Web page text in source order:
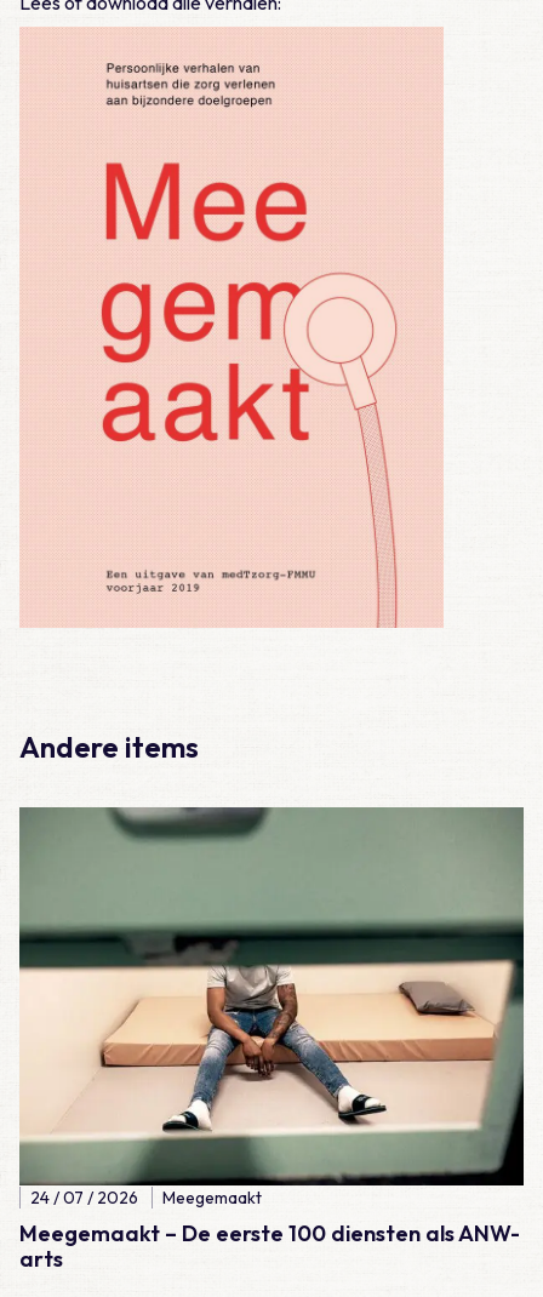
Andere items
Meegemaakt – De eerste 100 diensten als ANW-
arts
24 / 07 / 2026 Meegemaakt
Lees meer over Meegemaakt – De eerste 100 diensten als